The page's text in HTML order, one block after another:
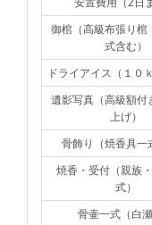
御棺（高級布張り棺
式含む）
ドライアイス（１０
遺影写真（高級額付
上げ）
骨飾り（焼香具一
焼香・受付（親族
式）
骨壷一式（白瀬